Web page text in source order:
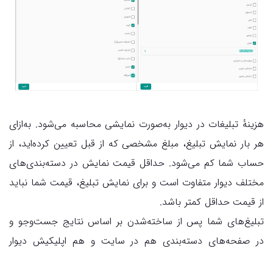
هزینهٔ تبلیغات در دیوار به‌صورت نمایشی محاسبه می‌شود. به‌ازای
هر بار نمایش تبلیغ، مبلغ مشخصی که از قبل تعیین کرده‌اید، از
حساب شما کم می‌شود. حداقل قیمت نمایش در دسته‌بندی‌های
مختلف دیوار متفاوت است و برای نمایش تبلیغ، قیمت شما نباید
از قیمت حداقل کمتر باشد.
تبلیغ‌های شما پس از ساخته‌شدن بر اساس نتایج جست‌وجو و
در صفحه‌های دسته‌بندی هم در سایت و هم اپلیکیش دیوار